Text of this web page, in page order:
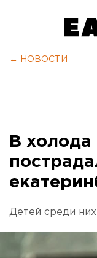
← НОВОСТИ
В холода
Детей среди них